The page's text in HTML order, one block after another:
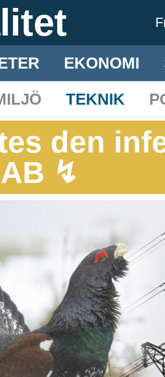
EKONOMI
TEKNIK
den
↯